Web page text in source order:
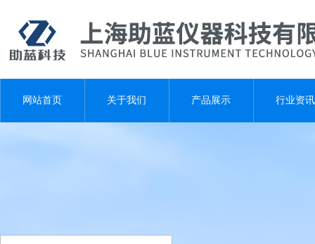
网站首页 关于我们 产品展示 行业资讯